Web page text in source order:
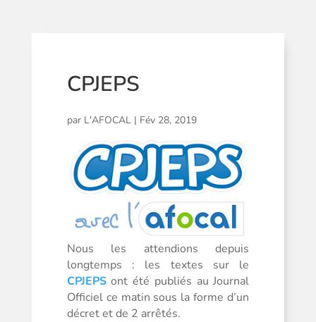
CPJEPS
par L'AFOCAL| Fév 28, 2019
Nous les attendions depuis
longtemps : les textes sur le
CPJEPSont été publiés au Journal
Officiel ce matin sous la forme d’un
décret et de 2 arrêtés.